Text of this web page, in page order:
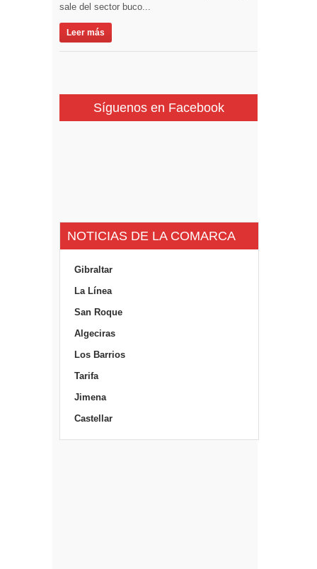
sale del sector buco...
Leer más
Síguenos en Facebook
NOTICIAS DE LA COMARCA
Gibraltar
La Línea
San Roque
Algeciras
Los Barrios
Tarifa
Jimena
Castellar